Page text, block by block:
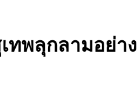
ทพลุกลามอย่า